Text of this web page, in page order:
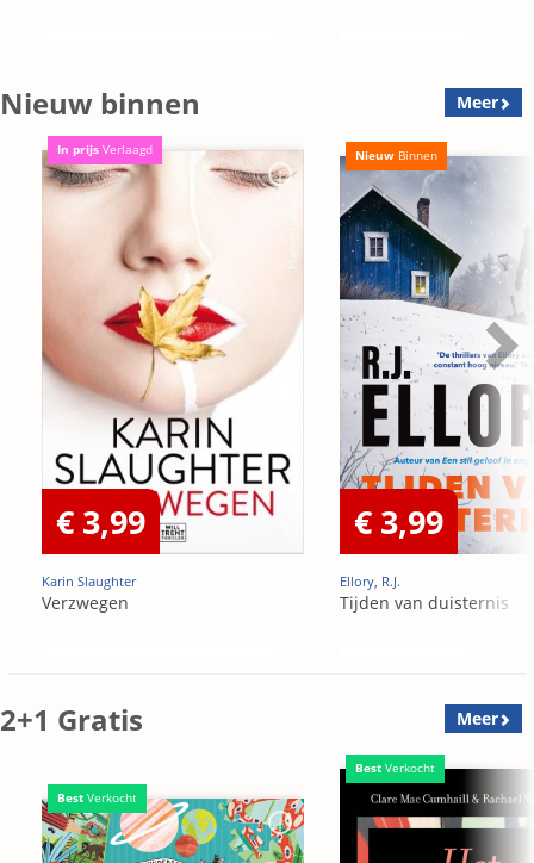
Nieuw binnen Meer
In prijs Verlaagd
€ 3,99
Karin Slaughter
Verzwegen
Nieuw Binnen
€ 3,99
Ellory, R.J.
Tijden van duisternis
2+1 Gratis Meer
Best Verkocht
Best Verkocht